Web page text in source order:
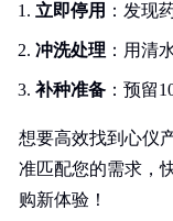
立即停用 ：发现
冲洗处理 ：用清
补种准备 ：预留
想要高效找到心仪
准匹配您的需求，
购新体验！